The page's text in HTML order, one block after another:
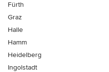
Fürth
Graz
Halle
Hamm
Heidelberg
Ingolstadt